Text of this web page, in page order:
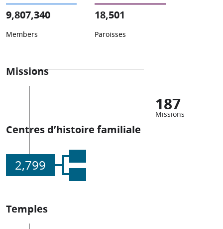
9,807,340
Members
18,501
Paroisses
Missions
187
Missions
Centres d’histoire familiale
2,799
Temples